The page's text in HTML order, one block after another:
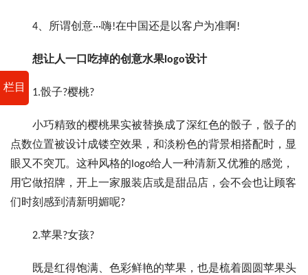
栏目
4、所谓创意···嗨!在中国还是以客户为准啊!
想让人一口吃掉的创意水果logo设计
1.骰子?樱桃?
小巧精致的樱桃果实被替换成了深红色的骰子，骰子的
点数位置被设计成镂空效果，和淡粉色的背景相搭配时，显
眼又不突兀。这种风格的logo给人一种清新又优雅的感觉，
用它做招牌，开上一家服装店或是甜品店，会不会也让顾客
们时刻感到清新明媚呢?
2.苹果?女孩?
既是红得饱满、色彩鲜艳的苹果，也是梳着圆圆苹果头